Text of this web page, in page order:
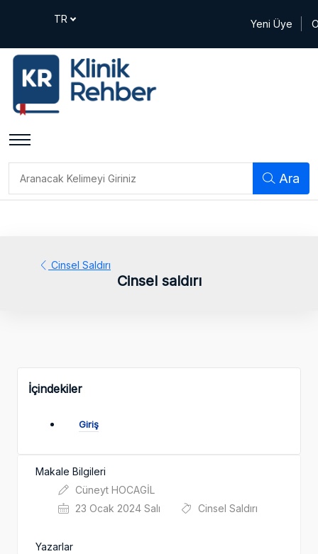
Yeni Üye
Ara
Cinsel Saldırı
Cinsel saldırı
İçindekiler
Giriş
Makale Bilgileri
Cüneyt HOCAGİL
23 Ocak 2024 Salı
Cinsel Saldırı
Yazarlar